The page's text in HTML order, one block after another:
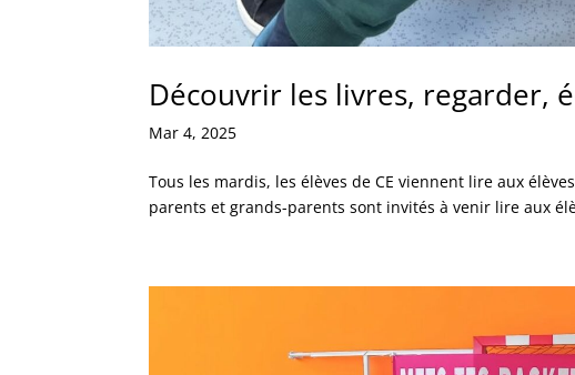
Découvrir les livres, regarder,
Mar 4, 2025
Tous les mardis, les élèves de CE viennent lire aux
parents et grands-parents sont invités à venir lire aux